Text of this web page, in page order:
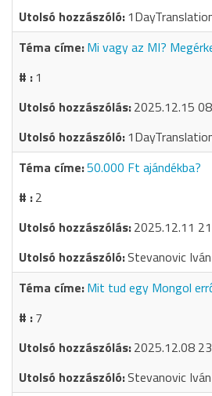
Mi vagy az MI?
1
2025.12.15
50.000 Ft ajándékba?
2
2025.12.11
Stevanovic Iván
Mit tud egy Mongol
7
2025.12.08
Stevanovic Iván